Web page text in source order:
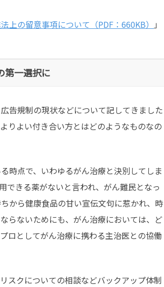
上の留意事項について（PDF：660KB）
」
第一選択に
告規制の現状などについて記してきました
りよい付き合い方とはどのようなものなの
時点で、いわゆるがん治療と決別してしま
できる薬がないと言われ、がん難民となっ
から健康食品の甘い宣伝文句に惹かれ、時
らないためにも、がん治療においては、ど
ロとしてがん治療に携わる主治医との協働
スクについての相談などバックアップ体制